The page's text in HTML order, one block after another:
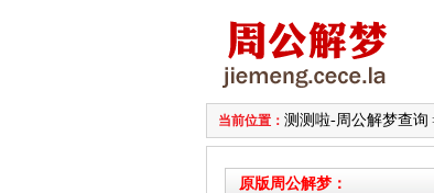
当前位置： 测测啦-周公解梦查询
原版周公解梦：